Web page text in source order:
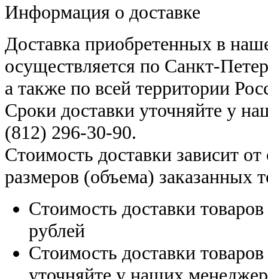
Информация о доставке
Доставка приобретенных в
осуществляется по Санкт-
а также по всей территории
Сроки доставки уточняйте у
(812) 296-30-90.
Стоимость доставки зависит
размеров (объема) заказанных
Стоимость доставки
рублей
Стоимость доставки
уточняйте у наших